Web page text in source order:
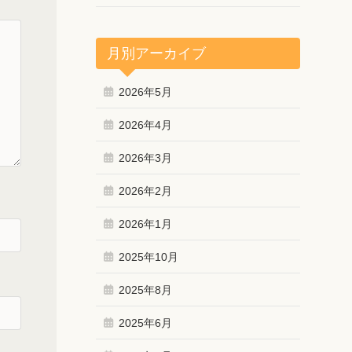
月別アーカイブ
2026年5月
2026年4月
2026年3月
2026年2月
2026年1月
2025年10月
2025年8月
2025年6月